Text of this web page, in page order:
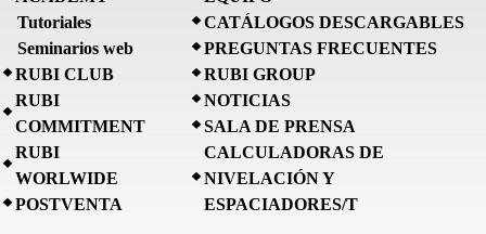
Tutoriales
Seminarios web
RUBI CLUB
RUBI
COMMITMENT
RUBI
WORLWIDE
POSTVENTA
CATÁLOGOS DESCARGABLES
PREGUNTAS FRECUENTES
RUBI GROUP
NOTICIAS
SALA DE PRENSA
CALCULADORAS DE
NIVELACIÓN Y
ESPACIADORES/T